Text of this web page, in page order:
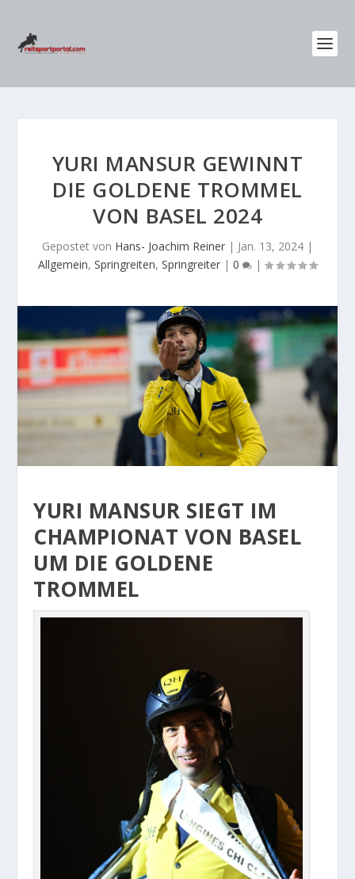
YURI MANSUR GEWINNT
DIE GOLDENE TROMMEL
VON BASEL 2024
Gepostet von Hans- Joachim Reiner | Jan. 13, 2024 |
Allgemein, Springreiten, Springreiter | 0 |
YURI MANSUR SIEGT IM
CHAMPIONAT VON BASEL
UM DIE GOLDENE
TROMMEL